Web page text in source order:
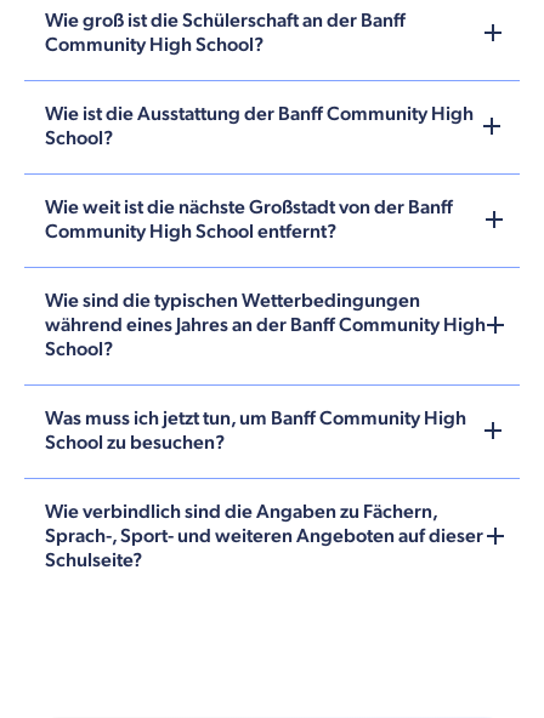
Wie groß ist die Schülerschaft an der Banff
Community High School?
Wie ist die Ausstattung der Banff Community High
School?
Wie weit ist die nächste Großstadt von der Banff
Community High School entfernt?
Wie sind die typischen Wetterbedingungen
während eines Jahres an der Banff Community High
School?
Was muss ich jetzt tun, um Banff Community High
School zu besuchen?
Wie verbindlich sind die Angaben zu Fächern,
Sprach-, Sport- und weiteren Angeboten auf dieser
Schulseite?